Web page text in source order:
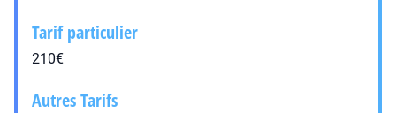
Tarif particulier
210€
Autres Tarifs